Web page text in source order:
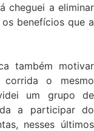
cheguei a eliminar
benefícios que a
também motivar
corrida o mesmo
um grupo de
a participar do
nesses últimos